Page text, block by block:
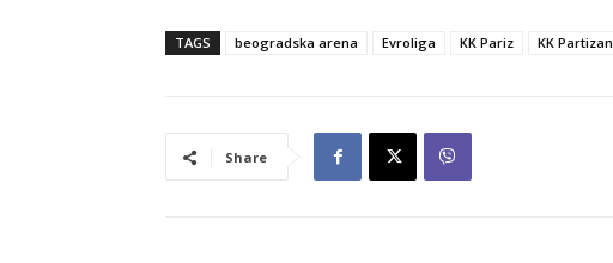
TAGS beogradska arena Evroliga KK Pariz KK Partizan
Share